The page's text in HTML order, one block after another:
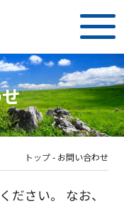
トップ - お問い合わせ
ださい。 なお、